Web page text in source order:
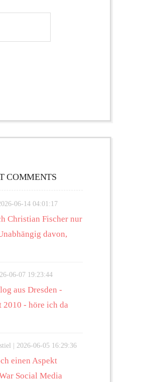
COMMENTS
06-14 04:01:17
Christian Fischer nur
davon,
06-07 19:23:44
aus Dresden -
2010 - höre ich da
| 2026-06-05 16:29:36
einen Aspekt
Social Media